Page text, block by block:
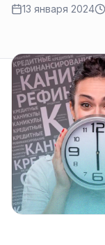
13 января 2024